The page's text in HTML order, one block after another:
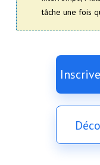
tâche une fois